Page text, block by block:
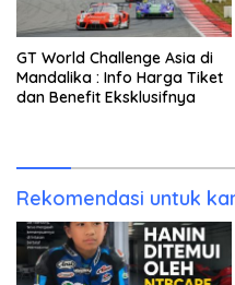
GT World Challenge Asia di
Mandalika : Info Harga Tiket
dan Benefit Eksklusifnya
Rekomendasi untuk